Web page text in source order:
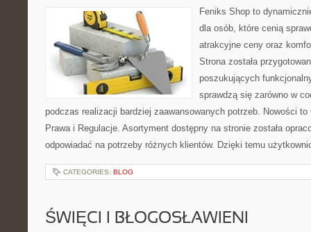
Feniks Shop to
dla osób, które cenią
atrakcyjne ceny oraz
Strona została
poszukujących
sprawdzą się zarówno w
podczas realizacji bardziej zaawansowanych potrzeb. Nowości
Prawa i Regulacje. Asortyment dostępny na stronie została
odpowiadać na potrzeby różnych klientów. Dzięki temu
CATEGORIES: BLOG
ŚWIĘCI I BŁOGOSŁAWIENI